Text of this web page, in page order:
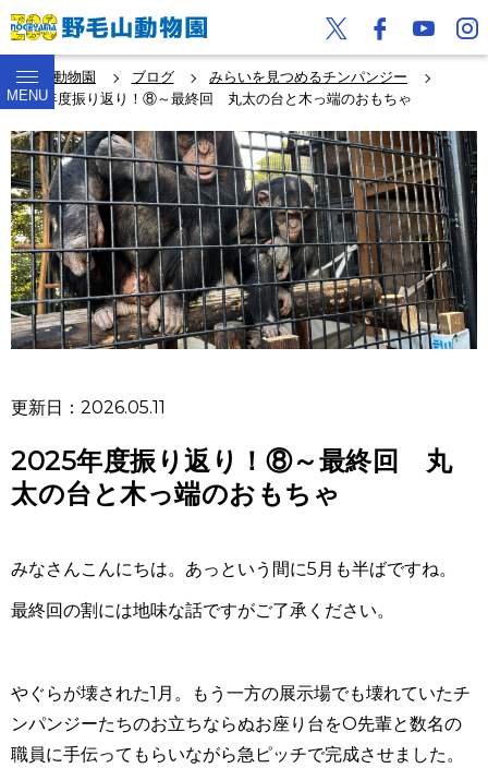
MENU
野毛山動物園 ブログ
みらいを見つめるチンパンジー
2025年度振り返り！⑧～最終回 丸太の台と木っ端のおもちゃ
更新日：2026.05.11
2025年度振り返り！⑧～最終回 丸
太の台と木っ端のおもちゃ
みなさんこんにちは。あっという間に5月も半ばですね。
最終回の割には地味な話ですがご了承ください。
やぐらが壊された1 月。もう一方の展示場でも壊れていたチ
ンパンジーたちのお立ちならぬお座り台をO先輩と数名の
職員に手伝ってもらいながら急ピッチで完成させました。